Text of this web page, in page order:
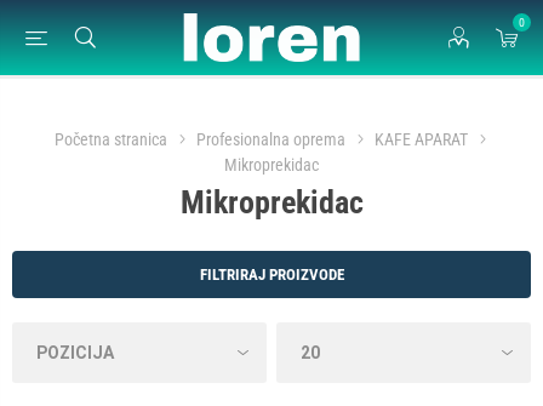
0
Početna stranica Profesionalna oprema
KAFE APARAT
Mikroprekidac
Mikroprekidac
FILTRIRAJ PROIZVODE